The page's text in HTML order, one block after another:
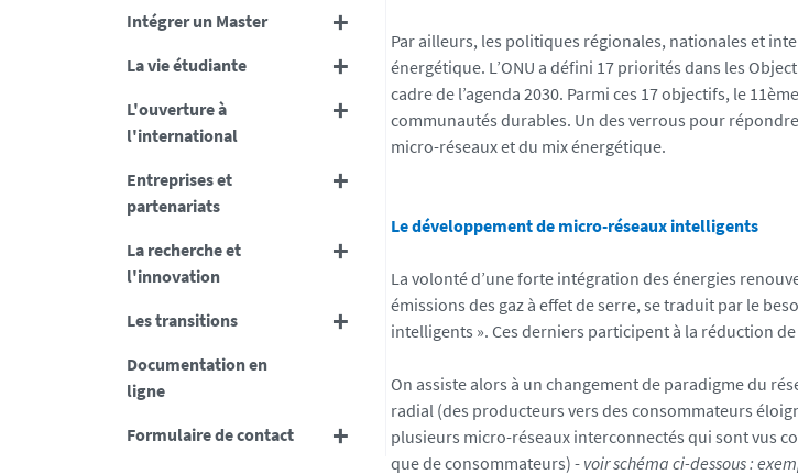
Intégrer un Master
La vie étudiante
L'ouverture à
l'international
Entreprises et
partenariats
La recherche et
l'innovation
Les transitions
Documentation en
ligne
Formulaire de contact
Par ailleurs, les politiques régionales, nationales et
énergétique. L’ONU a défini 17 priorités dans les
cadre de l’agenda 2030. Parmi ces 17 objectifs, le
communautés durables. Un des verrous pour
micro-réseaux et du mix énergétique.
Le développement de micro-réseaux intelligents
La volonté d’une forte intégration des énergies
émissions des gaz à effet de serre, se traduit par le
intelligents ». Ces derniers participent à la réduction
On assiste alors à un changement de paradigme du
radial (des producteurs vers des consommateurs
plusieurs micro-réseaux interconnectés qui sont vus
que de consommateurs) - voir schéma ci-dessous :